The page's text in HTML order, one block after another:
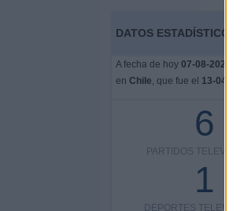
DATOS ESTADÍSTICOS
A fecha de hoy 07-08-2026 y
en Chile, que fue el 13-04-
6
PARTIDOS
1
DEPORTES